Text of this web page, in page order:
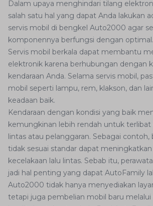
Dalam upaya menghindari tilang
salah satu hal yang dapat Anda lakukan
servis mobil di bengkel Auto2000 agar
komponennya berfungsi dengan optimal.
Servis mobil berkala dapat membantu
elektronik karena berhubungan dengan
kendaraan Anda. Selama servis mobil,
mobil seperti lampu, rem, klakson, dan
keadaan baik.
Kendaraan dengan kondisi yang baik
kemungkinan lebih rendah untuk terlibat
lintas atau pelanggaran. Sebagai contoh,
tidak sesuai standar dapat
kecelakaan lalu lintas. Sebab itu,
jadi hal penting yang dapat AutoFamily
Auto2000 tidak hanya menyediakan
tetapi juga pembelian mobil baru melalui